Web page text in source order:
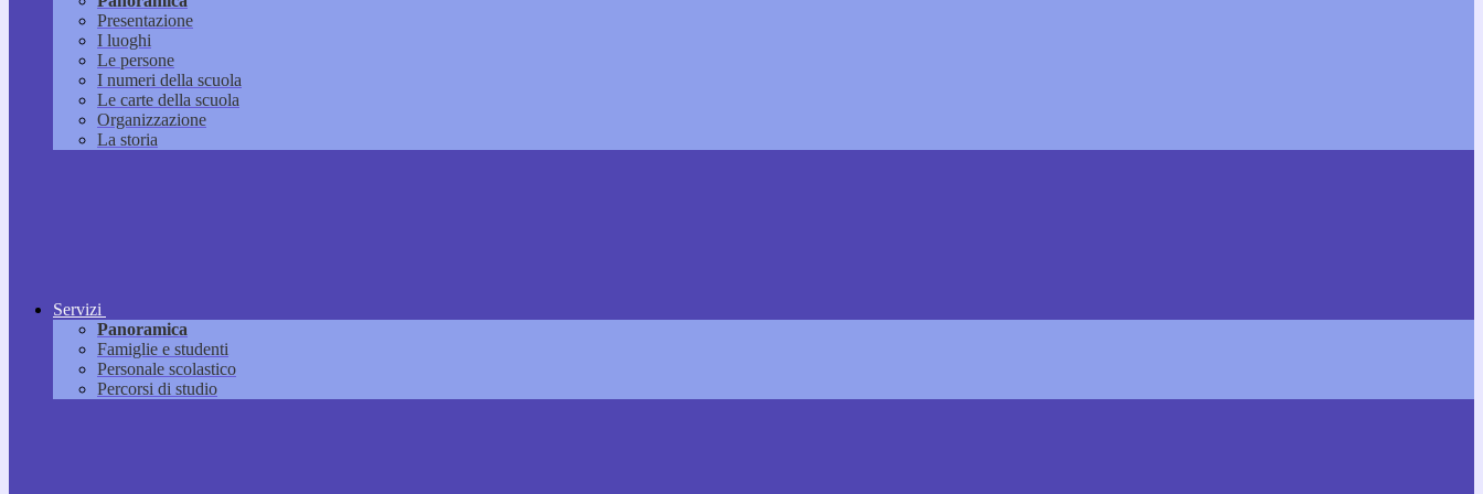
Presentazione
I luoghi
Le persone
I numeri della scuola
Le carte della scuola
Organizzazione
La storia
Servizi
Panoramica
Famiglie e studenti
Personale scolastico
Percorsi di studio